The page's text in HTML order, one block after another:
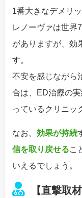
1番大きなデメリ
レノーヴァは世界
がありますが、効
す。
不安を感じながら
合は、ED治療の
っているクリニッ
なお、 効果が持続
信を取り戻せるこ
いえるでしょう。
【直撃取